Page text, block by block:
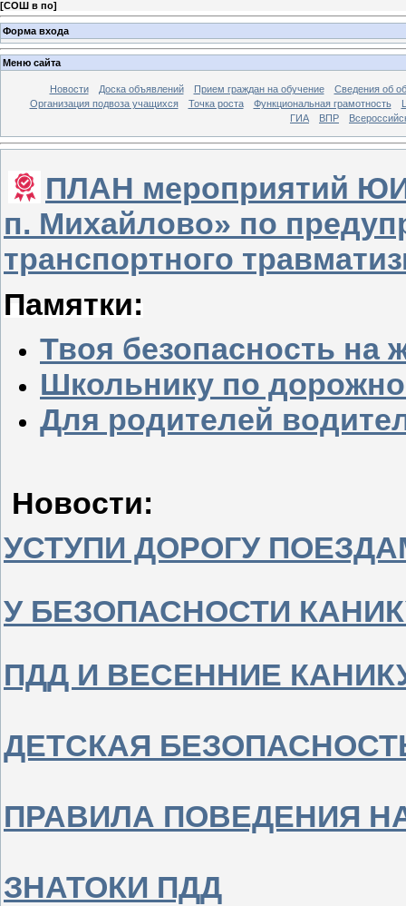
[СОШ в по]
Форма входа
Меню сайта
Новости Доска объявлений Прием граждан на обучение
Сведения об
Организация подвоза учащихся
Точка роста Функциональная грамотность
ГИА
ВПР
ПЛАН мероприятий
п. Михайлово» по
транспортного
Памятки:
Твоя безопасность на
Школьнику по
Для родителей
Новости:
УСТУПИ ДОРОГУ
У БЕЗОПАСНОСТИ
ПДД И ВЕСЕННИЕ
ДЕТСКАЯ
ПРАВИЛА ПОВЕДЕНИЯ
ЗНАТОКИ ПДД